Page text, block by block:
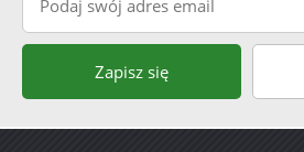
Zapisz się